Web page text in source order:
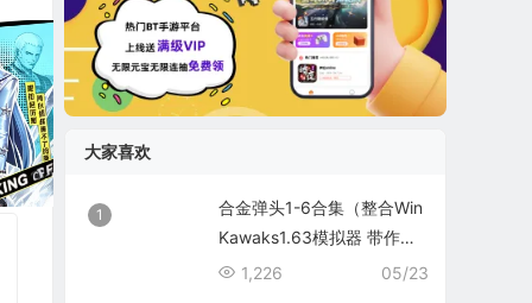
大家喜欢
1
合金弹头1-6合集（整合Win
Kawaks1.63模拟器 带作弊
码）
05/23
1,226